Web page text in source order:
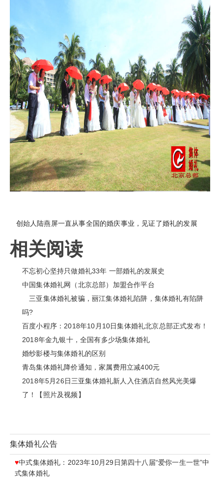
创始人陆燕屏一直从事全国的婚庆事业，见证了婚礼的发展
相关阅读
不忘初心坚持只做婚礼33年 一部婚礼的发展史
中国集体婚礼网（北京总部）加盟合作平台
三亚集体婚礼被骗，丽江集体婚礼陷阱，集体婚礼有陷阱
吗?
百度小程序：2018年10月10日集体婚礼北京总部正式发布！
2018年金九银十，全国有多少场集体婚礼
婚纱影楼与集体婚礼的区别
青岛集体婚礼降价通知，家属费用立减400元
2018年5月26日三亚集体婚礼新人入住酒店自然风光美爆
了！【照片及视频】
集体婚礼公告
♥中式集体婚礼：2023年10月29日第四十八届“爱你一生一世”中
式集体婚礼